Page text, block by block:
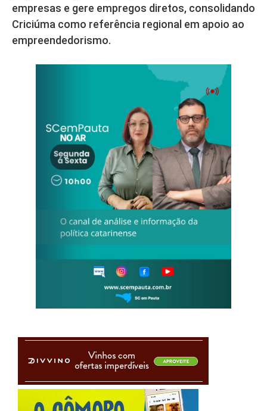
empresas e gere empregos diretos, consolidando
Criciúma como referência regional em apoio ao
empreendedorismo.